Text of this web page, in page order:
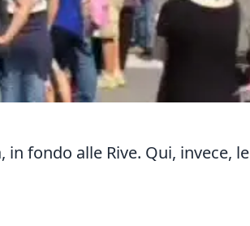
fondo alle Rive. Qui, invece, le